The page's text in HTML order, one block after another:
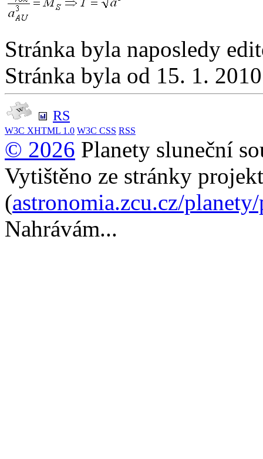
Stránka byla naposledy
Stránka byla od 15. 1.
RS
W3C XHTML 1.0 W3C CSS RSS
© 2026 Planety sluneční
Vytištěno ze stránky
(astronomia.zcu.cz/
Nahrávám...